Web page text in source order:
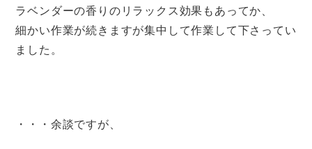
ラベンダーの香りのリラックス効果もあってか、
細かい作業が続きますが集中して作業して下さってい
ました。
・・・余談ですが、